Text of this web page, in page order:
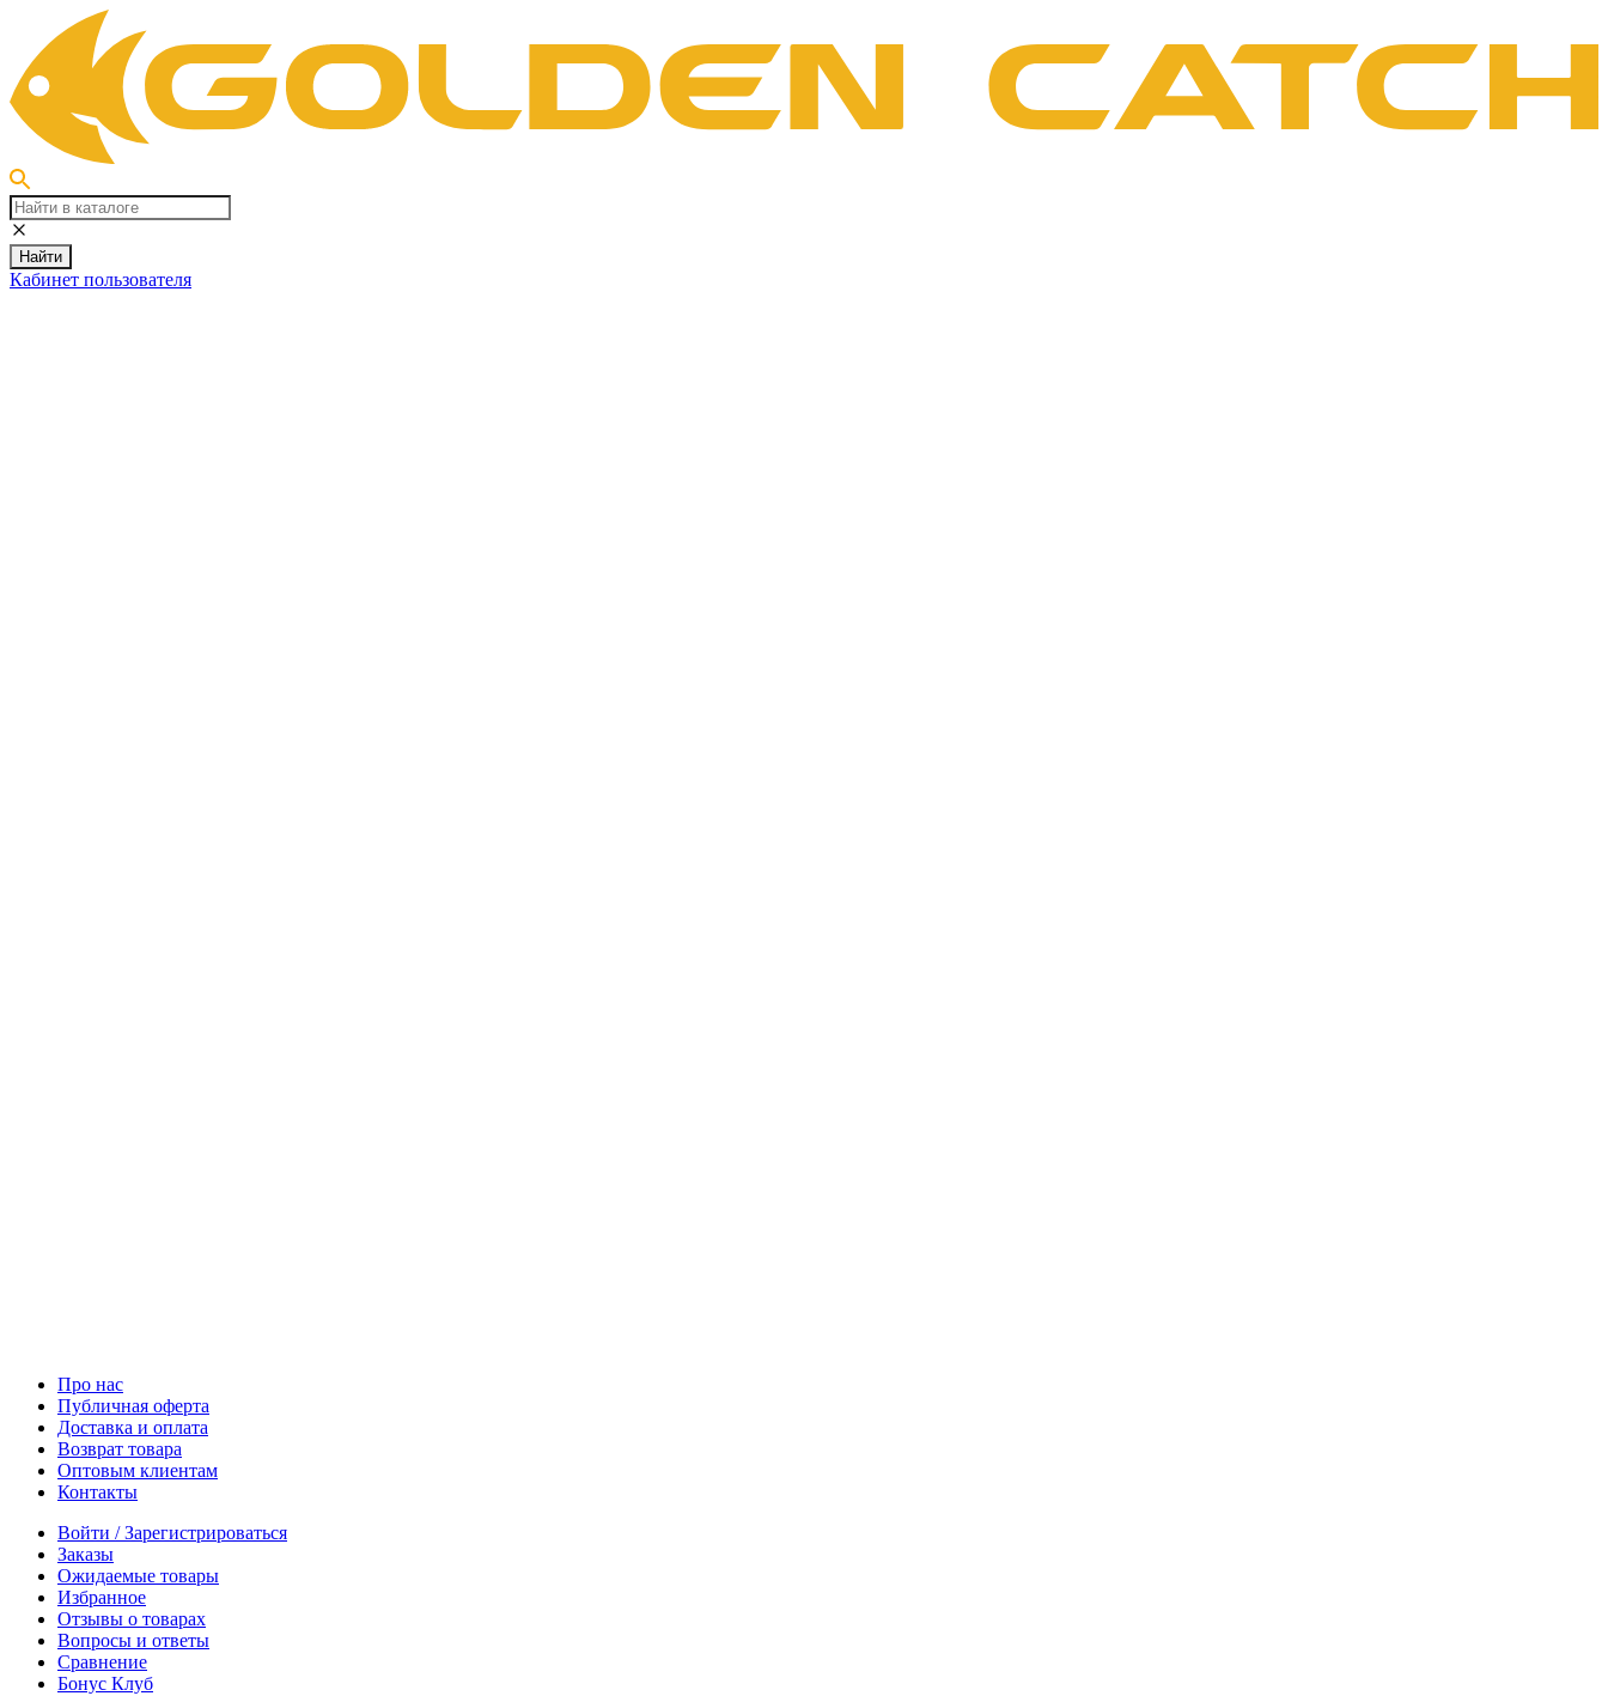
Найти
Кабинет пользователя
Про нас
Публичная оферта
Доставка и оплата
Возврат товара
Оптовым клиентам
Контакты
Войти / Зарегистрироваться
Заказы
Ожидаемые товары
Избранное
Отзывы о товарах
Вопросы и ответы
Сравнение
Бонус Клуб